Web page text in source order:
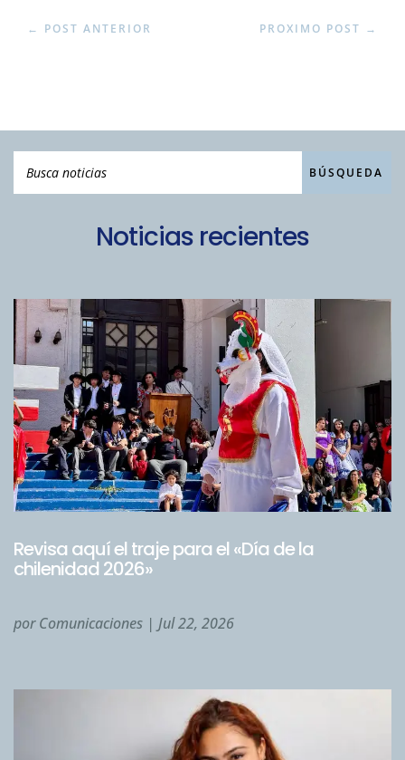
← POST ANTERIOR PROXIMO POST →
Noticias recientes
Revisa aquí el traje para el «Día de la
chilenidad 2026»
porComunicaciones | Jul 22, 2026